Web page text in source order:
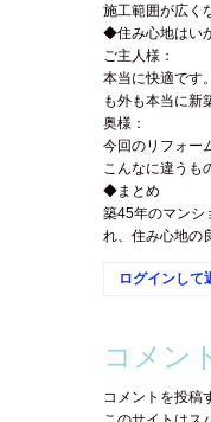
施工範囲が広く
◆住み心地はい
ご主人様：
本当に快適です
も外も本当に新
奥様：
今回のリフォー
こんなに違うも
◆まとめ
築45年のマンシ
れ、住み心地の
ログインして
コメン
コメントを投稿